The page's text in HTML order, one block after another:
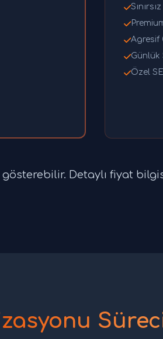
Agresif
Günlük
Özel
Detaylı fiyat